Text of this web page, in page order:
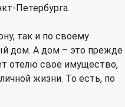
Петербурга.
так и по своему
дом. А дом – это прежде
отелю свое имущество,
жизни. То есть, по